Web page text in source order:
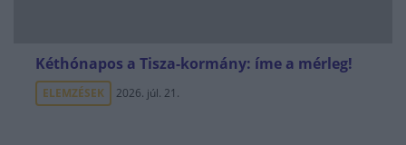
Kéthónapos a Tisza-kormány: íme a mérleg!
ELEMZÉSEK 2026. júl. 21.